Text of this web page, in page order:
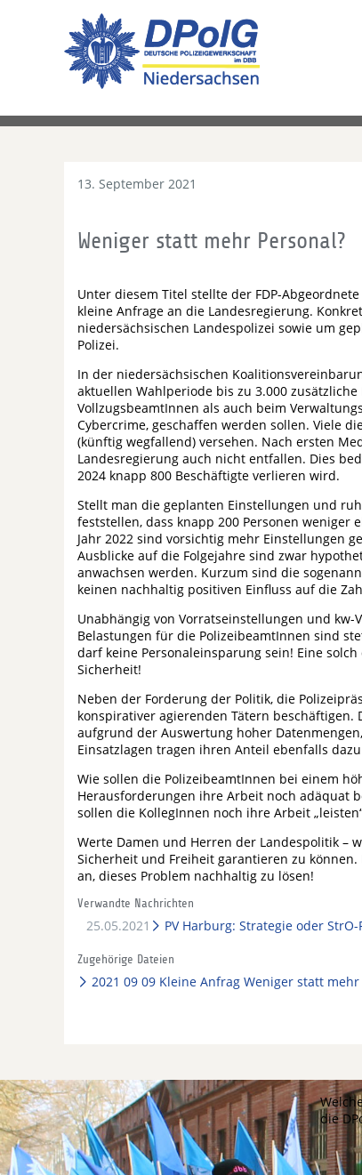
13. September 2021
Weniger statt mehr Personal?
Unter diesem Titel stellte der FDP-
kleine Anfrage an die Landesregierung.
niedersächsischen Landespolizei sowie um
Polizei.
In der niedersächsischen
aktuellen Wahlperiode bis zu 3.000
VollzugsbeamtInnen als auch beim
Cybercrime, geschaffen werden sollen. Viele
(künftig wegfallend) versehen. Nach ersten
Landesregierung auch nicht entfallen. Dies
2024 knapp 800 Beschäftigte verlieren wird.
Stellt man die geplanten Einstellungen und
feststellen, dass knapp 200 Personen
Jahr 2022 sind vorsichtig mehr Einstellungen
Ausblicke auf die Folgejahre sind zwar
anwachsen werden. Kurzum sind die
keinen nachhaltig positiven Einfluss auf die
Unabhängig von Vorratseinstellungen und
Belastungen für die PolizeibeamtInnen sind
darf keine Personaleinsparung sein! Eine
Sicherheit!
Neben der Forderung der Politik, die
konspirativer agierenden Tätern
aufgrund der Auswertung hoher
Einsatzlagen tragen ihren Anteil ebenfalls
Wie sollen die PolizeibeamtInnen bei einem
Herausforderungen ihre Arbeit noch adäquat
sollen die KollegInnen noch ihre Arbeit
Werte Damen und Herren der Landespolitik –
Sicherheit und Freiheit garantieren zu
an, dieses Problem nachhaltig zu lösen!
Verwandte Nachrichten
25.05.2021 PV Harburg: Strategie oder
Zugehörige Dateien
2021 09 09 Kleine Anfrag Weniger statt mehr
die